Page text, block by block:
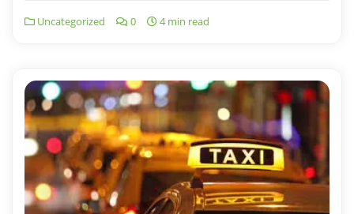
Uncategorized 0 4 min read